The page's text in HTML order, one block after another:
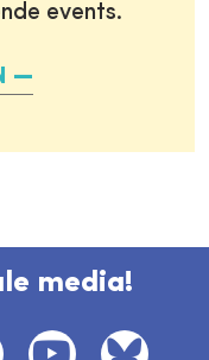
events.
media!